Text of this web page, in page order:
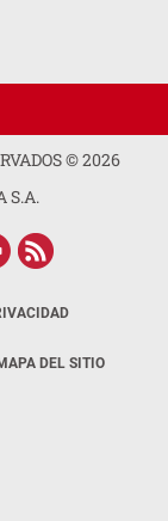
©2026
S.A.
DEL SITIO